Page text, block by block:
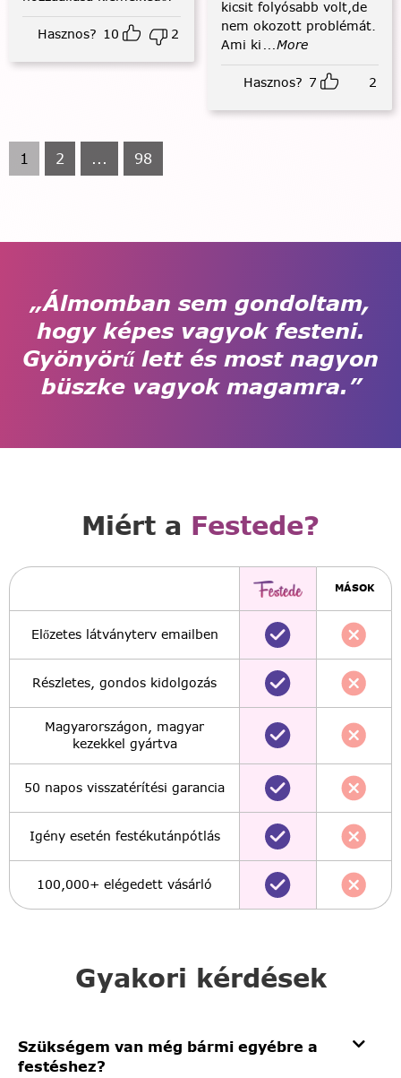
Hasznos? 10 2
kicsit folyósabb volt,de
nem okozott problémát.
Ami ki ...More
Hasznos? 7 2
1 2 ... 98
„Álmomban sem gondoltam,
hogy képes vagyok festeni.
Gyönyörű lett és most nagyon
büszke vagyok magamra.”
Gyakori kérdések
Szükségem van még bármi egyébre a
festéshez?
Miért a Festede?
MÁSOK
Előzetes látványterv emailben
Részletes, gondos kidolgozás
Magyarországon, magyar
kezekkel gyártva
50 napos visszatérítési garancia
Igény esetén festékutánpótlás
100,000+ elégedett vásárló